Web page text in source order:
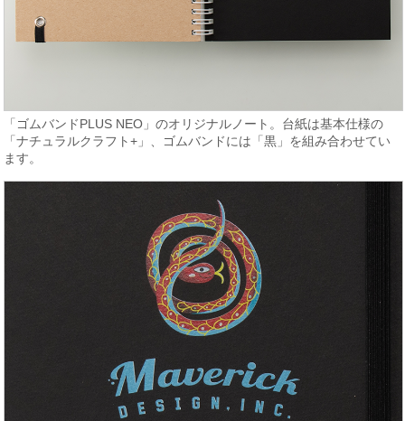
「ゴムバンドPLUS NEO」のオリジナルノート。台紙は基本仕様の
「ナチュラルクラフト+」、ゴムバンドには「黒」を組み合わせてい
ます。